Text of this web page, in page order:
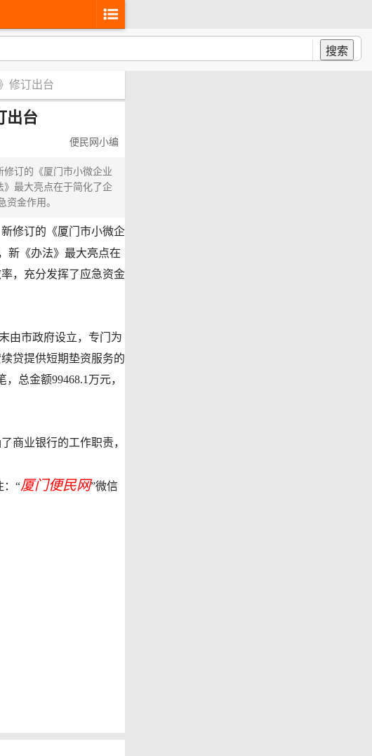
搜索
修订出台
出台
便民网小编
订的《厦门市小微企业
最大亮点在于简化了企
金作用。
修订的《厦门市小微企
新《办法》最大亮点在
，充分发挥了应急资金
由市政府设立，专门为
贷提供短期垫资服务的
总金额99468.1万元，
业银行的工作职责，
：“厦门便民网”微信